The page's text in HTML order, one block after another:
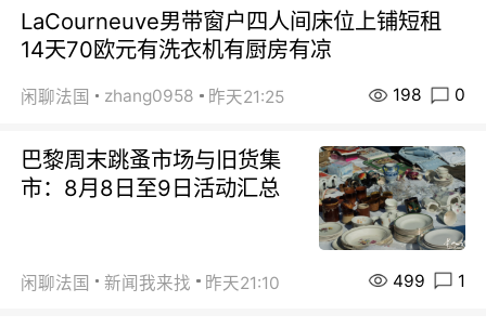
LaCourneuve男带窗户四人间床位上铺短租
14天70欧元有洗衣机有厨房有凉
闲聊法国 zhang0958 昨天21:25 198 0
巴黎周末跳蚤市场与旧货集
市：8月8日至9日活动汇总
闲聊法国 新闻我来找 昨天21:10 499 1